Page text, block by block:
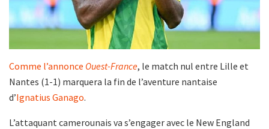
Comme l’annonce Ouest-France, le match nul entre Lille et
Nantes (1-1) marquera la fin de l’aventure nantaise
d’Ignatius Ganago.
L’attaquant camerounais va s’engager avec le New England